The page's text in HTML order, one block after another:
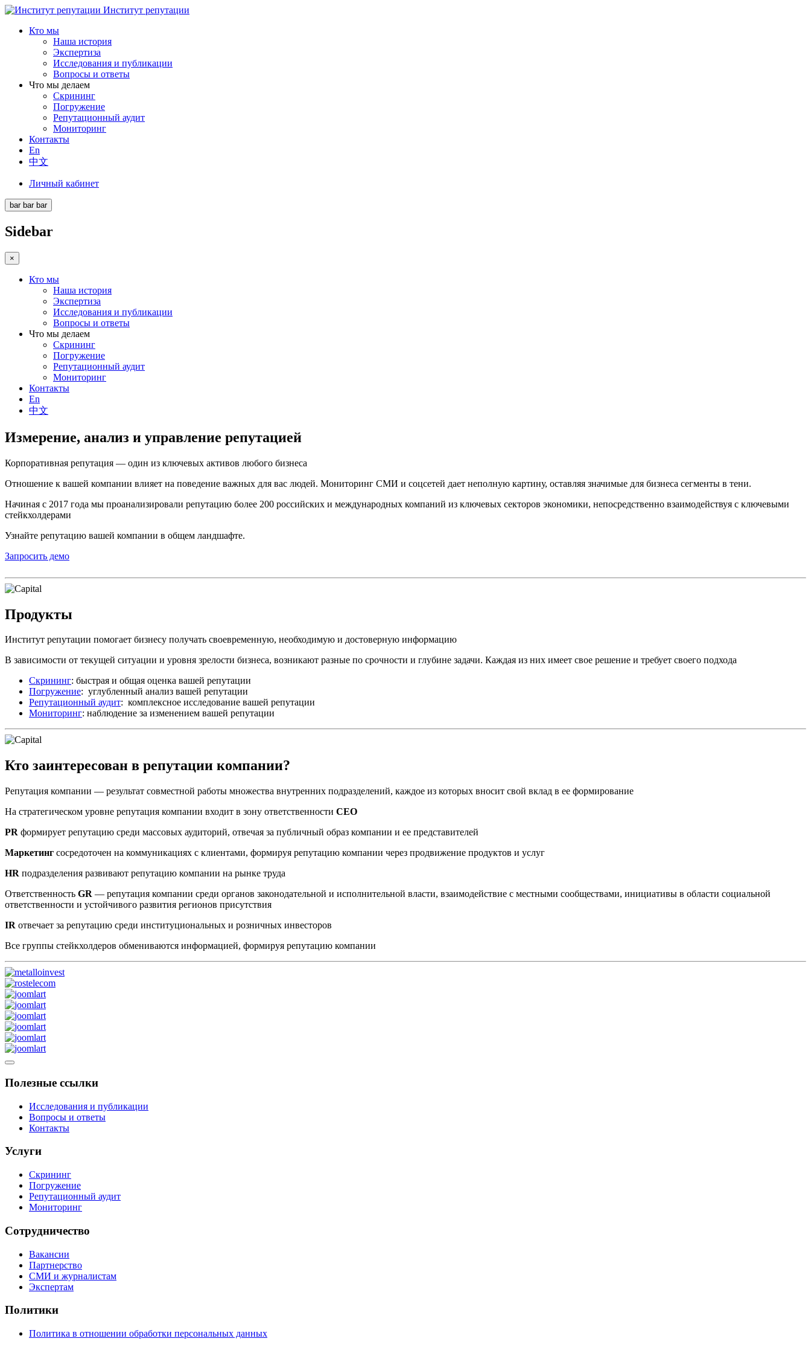
Институт репутации
Кто мы
Наша история
Экспертиза
Исследования и публикации
Вопросы и ответы
Что мы делаем
Скрининг
Погружение
Репутационный аудит
Мониторинг
Контакты
En
中文
Личный кабинет
bar bar bar
Sidebar
×
Кто мы
Наша история
Экспертиза
Исследования и публикации
Вопросы и ответы
Что мы делаем
Скрининг
Погружение
Репутационный аудит
Мониторинг
Контакты
En
中文
Измерение, анализ и управление репутацией
Корпоративная репутация — один из ключевых активов любого бизнеса
Отношение к вашей компании влияет на поведение важных для вас людей. Мониторинг СМИ и соцсетей дает неполную картину, оставляя значимые для бизнеса сегменты в тени.
Начиная с 2017 года мы проанализировали репутацию более 200 российских и международных компаний из ключевых секторов экономики, непосредственно взаимодействуя с ключевыми
стейкхолдерами
Узнайте репутацию вашей компании в общем ландшафте.
Запросить демо
Продукты
Институт репутации помогает бизнесу получать своевременную, необходимую и достоверную информацию
В зависимости от текущей ситуации и уровня зрелости бизнеса, возникают разные по срочности и глубине задачи. Каждая из них имеет свое решение и требует своего подхода
Скрининг: быстрая и общая оценка вашей репутации
Погружение: углубленный анализ вашей репутации
Репутационный аудит: комплексное исследование вашей репутации
Мониторинг: наблюдение за изменением вашей репутации
Кто заинтересован в репутации компании?
Репутация компании — результат совместной работы множества внутренних подразделений, каждое из которых вносит свой вклад в ее формирование
На стратегическом уровне репутация компании входит в зону ответственности CEO
PR формирует репутацию среди массовых аудиторий, отвечая за публичный образ компании и ее представителей
Маркетинг сосредоточен на коммуникациях с клиентами, формируя репутацию компании через продвижение продуктов и услуг
HR подразделения развивают репутацию компании на рынке труда
Ответственность GR — репутация компании среди органов законодательной и исполнительной власти, взаимодействие с местными сообществами, инициативы в области социальной
ответственности и устойчивого развития регионов присутствия
IR отвечает за репутацию среди институциональных и розничных инвесторов
Все группы стейкхолдеров обмениваются информацией, формируя репутацию компании
Полезные ссылки
Исследования и публикации
Вопросы и ответы
Контакты
Услуги
Скрининг
Погружение
Репутационный аудит
Мониторинг
Сотрудничество
Вакансии
Партнерство
СМИ и журналистам
Экспертам
Политики
Политика в отношении обработки персональных данных